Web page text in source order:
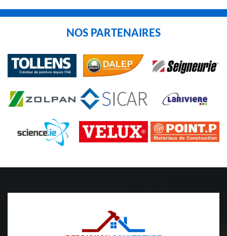
NOS PARTENAIRES